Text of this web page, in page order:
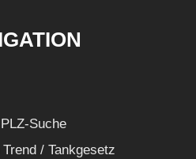
Suche
/ Tankgesetz